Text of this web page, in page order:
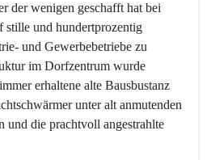
der wenigen geschafft hat bei
stille und hundertprozentig
und Gewerbebetriebe zu
im Dorfzentrum wurde
erhaltene alte Bausbustanz
unter alt anmutenden
und die prachtvoll angestrahlte